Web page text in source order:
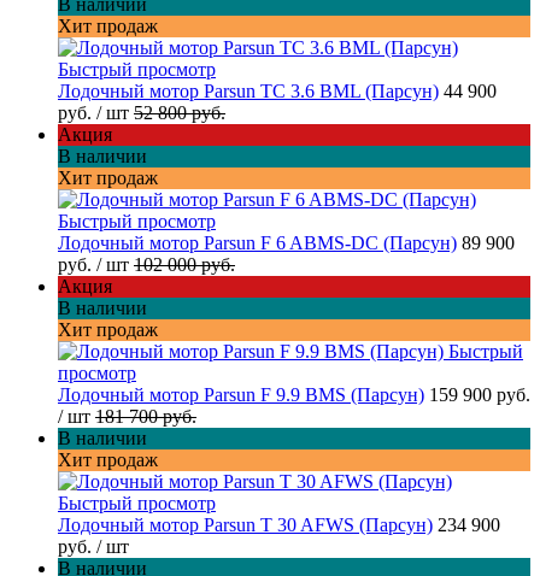
Хит продаж
Быстрый просмотр
Лодочный мотор Parsun TC 3.6 BML (Парсун) 44 900
руб. / шт 52 800 руб.
Акция
В наличии
Хит продаж
Быстрый просмотр
Лодочный мотор Parsun F 6 ABMS-DC (Парсун) 89 900
руб. / шт 102 000 руб.
Акция
В наличии
Хит продаж
Быстрый
просмотр
Лодочный мотор Parsun F 9.9 BMS (Парсун) 159 900 руб.
/ шт 181 700 руб.
В наличии
Хит продаж
Быстрый просмотр
Лодочный мотор Parsun T 30 AFWS (Парсун) 234 900
руб. / шт
В наличии